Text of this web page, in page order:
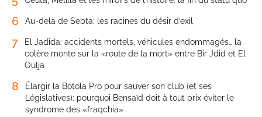
6 Au-delà de Sebta: les racines du désir d’exil
7
El Jadida: accidents mortels, véhicules endommagés… la
colère monte sur la «route de la mort» entre Bir Jdid et El
Oulja
8
Élargir la Botola Pro pour sauver son club (et ses
Législatives): pourquoi Bensaïd doit à tout prix éviter le
syndrome des «fraqchia»